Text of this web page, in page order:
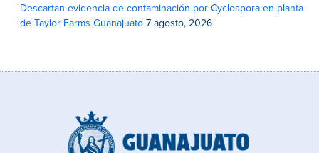
Descartan evidencia de contaminación por Cyclospora en planta
de Taylor Farms Guanajuato 7 agosto, 2026